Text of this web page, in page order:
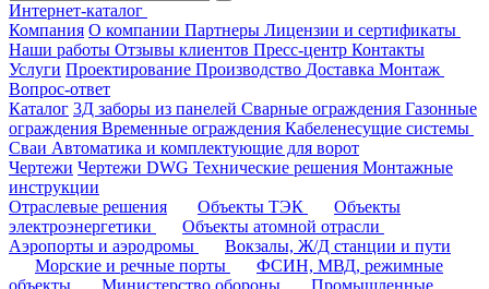
Интернет-каталог
Компания О компании Партнеры Лицензии и сертификаты
Наши работы Отзывы клиентов Пресс-центр Контакты
Услуги Проектирование Производство Доставка Монтаж
Вопрос-ответ
Каталог 3Д заборы из панелей Сварные ограждения Газонные
ограждения Временные ограждения Кабеленесущие системы
Cваи Автоматика и комплектующие для ворот
Чертежи Чертежи DWG Технические решения Монтажные
инструкции
Отраслевые решения
Объекты ТЭК
Объекты
электроэнергетики
Объекты атомной отрасли
Аэропорты и аэродромы
Вокзалы, Ж/Д станции и пути
Морские и речные порты
ФСИН, МВД, режимные
объекты
Министерство обороны
Промышленные